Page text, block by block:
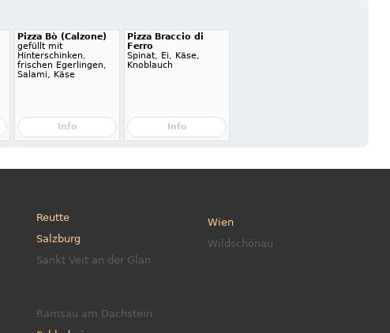
Pizza Bò (Calzone)
gefüllt mit
Hinterschinken,
frischen Egerlingen,
Salami, Käse
Info
Pizza Braccio di
Ferro
Spinat, Ei, Käse,
Knoblauch
Info
Reutte
Salzburg
Sankt Veit an der Glan
Wien
Wildschönau
Ramsau am Dachstein